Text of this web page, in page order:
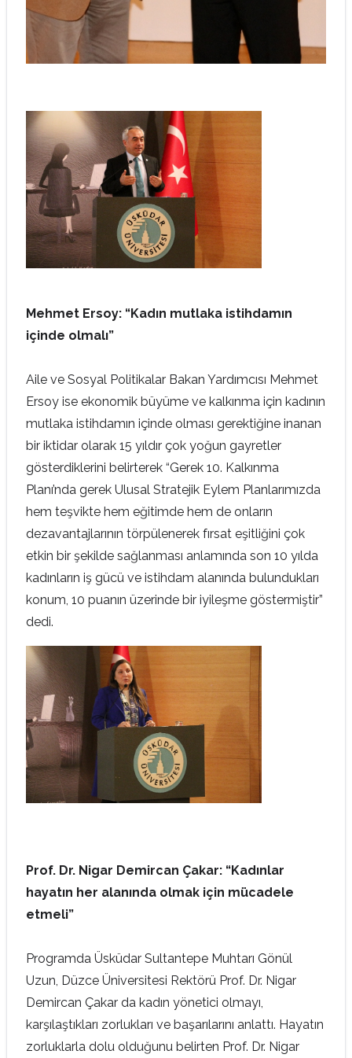
Mehmet Ersoy: “Kadın mutlaka istihdamın
içinde olmalı”
Aile ve Sosyal Politikalar Bakan Yardımcısı Mehmet
Ersoy ise ekonomik büyüme ve kalkınma için kadının
mutlaka istihdamın içinde olması gerektiğine inanan
bir iktidar olarak 15 yıldır çok yoğun gayretler
gösterdiklerini belirterek “Gerek 10. Kalkınma
Planı’nda gerek Ulusal Stratejik Eylem Planlarımızda
hem teşvikte hem eğitimde hem de onların
dezavantajlarının törpülenerek fırsat eşitliğini çok
etkin bir şekilde sağlanması anlamında son 10 yılda
kadınların iş gücü ve istihdam alanında bulundukları
konum, 10 puanın üzerinde bir iyileşme göstermiştir”
dedi.
Prof. Dr. Nigar Demircan Çakar: “Kadınlar
hayatın her alanında olmak için mücadele
etmeli”
Programda Üsküdar Sultantepe Muhtarı Gönül
Uzun, Düzce Üniversitesi Rektörü Prof. Dr. Nigar
Demircan Çakar da kadın yönetici olmayı,
karşılaştıkları zorlukları ve başarılarını anlattı. Hayatın
zorluklarla dolu olduğunu belirten Prof. Dr. Nigar